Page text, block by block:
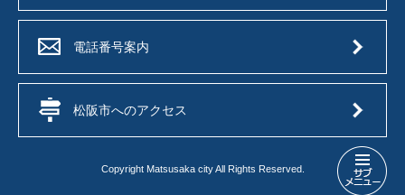
松
電話番号案内
松阪市へのアクセス
Copyright Matsusaka city All Rights Reserved.